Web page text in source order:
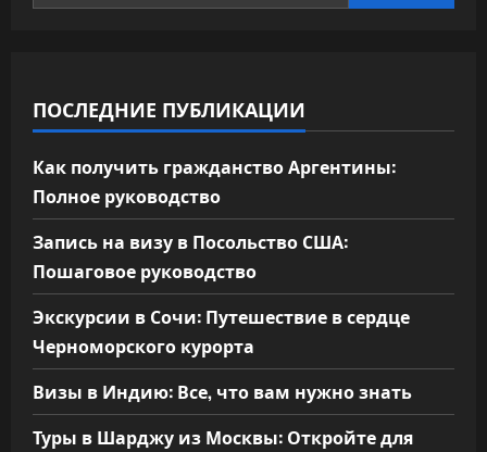
ПОСЛЕДНИЕ ПУБЛИКАЦИИ
Как получить гражданство Аргентины:
Полное руководство
Запись на визу в Посольство США:
Пошаговое руководство
Экскурсии в Сочи: Путешествие в сердце
Черноморского курорта
Визы в Индию: Все, что вам нужно знать
Туры в Шарджу из Москвы: Откройте для